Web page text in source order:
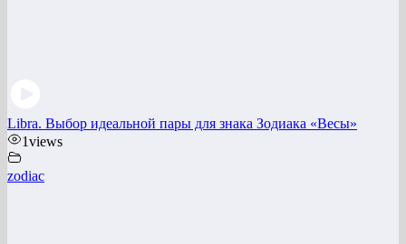
Libra. Выбор идеальной пары для знака Зодиака «Весы»
1views
zodiac